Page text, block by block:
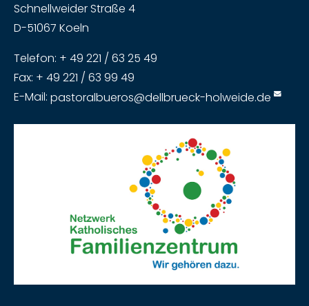
Schnellweider Straße 4
D-51067 Koeln
Telefon: + 49 221 / 63 25 49
Fax: + 49 221 / 63 99 49
E-Mail: pastoralbueros@dellbrueck-holweide.de